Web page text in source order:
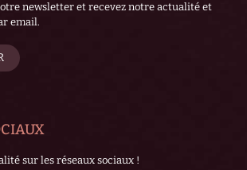
newsletter et recevez notre actualité et
email.
sur les réseaux sociaux !